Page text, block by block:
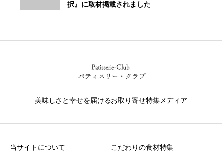
択』に取材掲載されました
美味しさと幸せを届けるお取り寄せ特集メディア
当サイトについて こだわりの食材特集